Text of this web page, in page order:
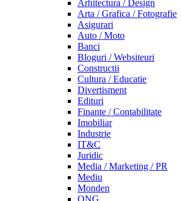
Arhitectura / Design
Arta / Grafica / Fotografie
Asigurari
Auto / Moto
Banci
Bloguri / Websiteuri
Constructii
Cultura / Educatie
Divertisment
Edituri
Finante / Contabilitate
Imobiliar
Industrie
IT&C
Juridic
Media / Marketing / PR
Mediu
Monden
ONG